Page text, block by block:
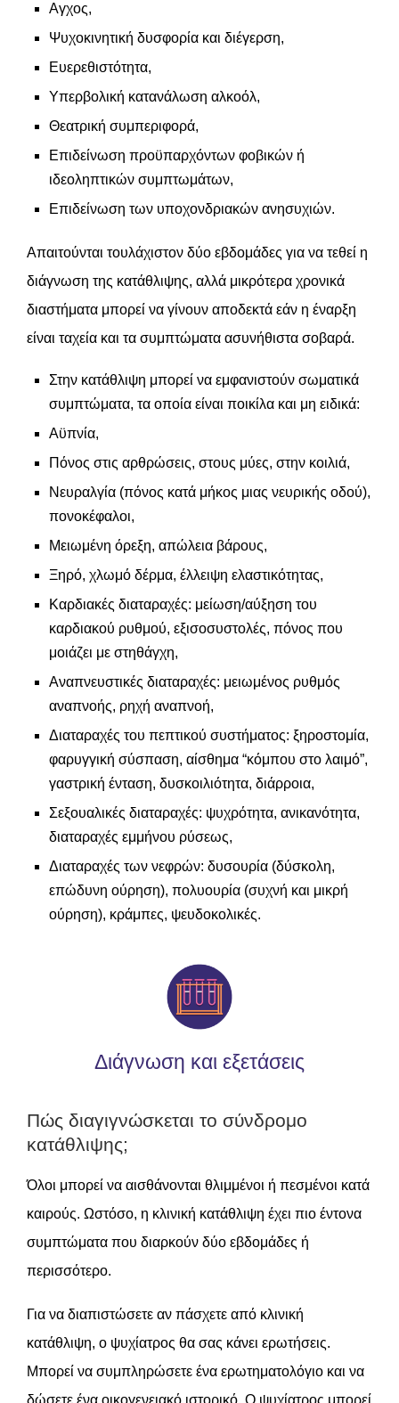
Αγχος,
Ψυχοκινητική δυσφορία και διέγερση,
Ευερεθιστότητα,
Υπερβολική κατανάλωση αλκοόλ,
Θεατρική συμπεριφορά,
Επιδείνωση προϋπαρχόντων φοβικών ή
ιδεοληπτικών συμπτωμάτων,
Επιδείνωση των υποχονδριακών ανησυχιών.
Απαιτούνται τουλάχιστον δύο εβδομάδες για να τεθεί η
διάγνωση της κατάθλιψης, αλλά μικρότερα χρονικά
διαστήματα μπορεί να γίνουν αποδεκτά εάν η έναρξη
είναι ταχεία και τα συμπτώματα ασυνήθιστα σοβαρά.
Στην κατάθλιψη μπορεί να εμφανιστούν σωματικά
συμπτώματα, τα οποία είναι ποικίλα και μη ειδικά:
Αϋπνία,
Πόνος στις αρθρώσεις, στους μύες, στην κοιλιά,
Νευραλγία (πόνος κατά μήκος μιας νευρικής οδού),
πονοκέφαλοι,
Μειωμένη όρεξη, απώλεια βάρους,
Ξηρό, χλωμό δέρμα, έλλειψη ελαστικότητας,
Καρδιακές διαταραχές: μείωση/αύξηση του
καρδιακού ρυθμού, εξισοσυστολές, πόνος που
μοιάζει με στηθάγχη,
Αναπνευστικές διαταραχές: μειωμένος ρυθμός
αναπνοής, ρηχή αναπνοή,
Διαταραχές του πεπτικού συστήματος: ξηροστομία,
φαρυγγική σύσπαση, αίσθημα “κόμπου στο λαιμό”,
γαστρική ένταση, δυσκοιλιότητα, διάρροια,
Σεξουαλικές διαταραχές: ψυχρότητα, ανικανότητα,
διαταραχές εμμήνου ρύσεως,
Διαταραχές των νεφρών: δυσουρία (δύσκολη,
επώδυνη ούρηση), πολυουρία (συχνή και μικρή
ούρηση), κράμπες, ψευδοκολικές.
Διάγνωση και εξετάσεις
Πώς διαγιγνώσκεται το σύνδρομο
κατάθλιψης;
Όλοι μπορεί να αισθάνονται θλιμμένοι ή πεσμένοι κατά
καιρούς. Ωστόσο, η κλινική κατάθλιψη έχει πιο έντονα
συμπτώματα που διαρκούν δύο εβδομάδες ή
περισσότερο.
Για να διαπιστώσετε αν πάσχετε από κλινική
κατάθλιψη, ο ψυχίατρος θα σας κάνει ερωτήσεις.
Μπορεί να συμπληρώσετε ένα ερωτηματολόγιο και να
δώσετε ένα οικογενειακό ιστορικό. Ο ψυχίατρος μπορεί